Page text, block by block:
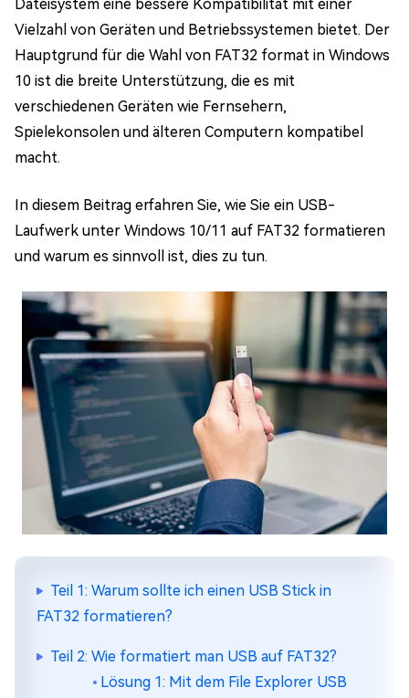
Dateisystem eine bessere Kompatibilität mit einer
Vielzahl von Geräten und Betriebssystemen bietet. Der
Hauptgrund für die Wahl von FAT32 format in Windows
10 ist die breite Unterstützung, die es mit
verschiedenen Geräten wie Fernsehern,
Spielekonsolen und älteren Computern kompatibel
macht.
In diesem Beitrag erfahren Sie, wie Sie ein USB-
Laufwerk unter Windows 10/11 auf FAT32 formatieren
und warum es sinnvoll ist, dies zu tun.
Teil 1: Warum sollte ich einen USB Stick in
FAT32 formatieren?
Teil 2: Wie formatiert man USB auf FAT32?
Lösung 1: Mit dem File Explorer USB